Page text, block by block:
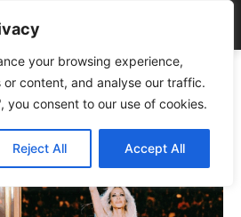
your browsing experience,
or content, and analyse our traffic.
you consent to our use of cookies.
Reject All Accept All
Gabbana